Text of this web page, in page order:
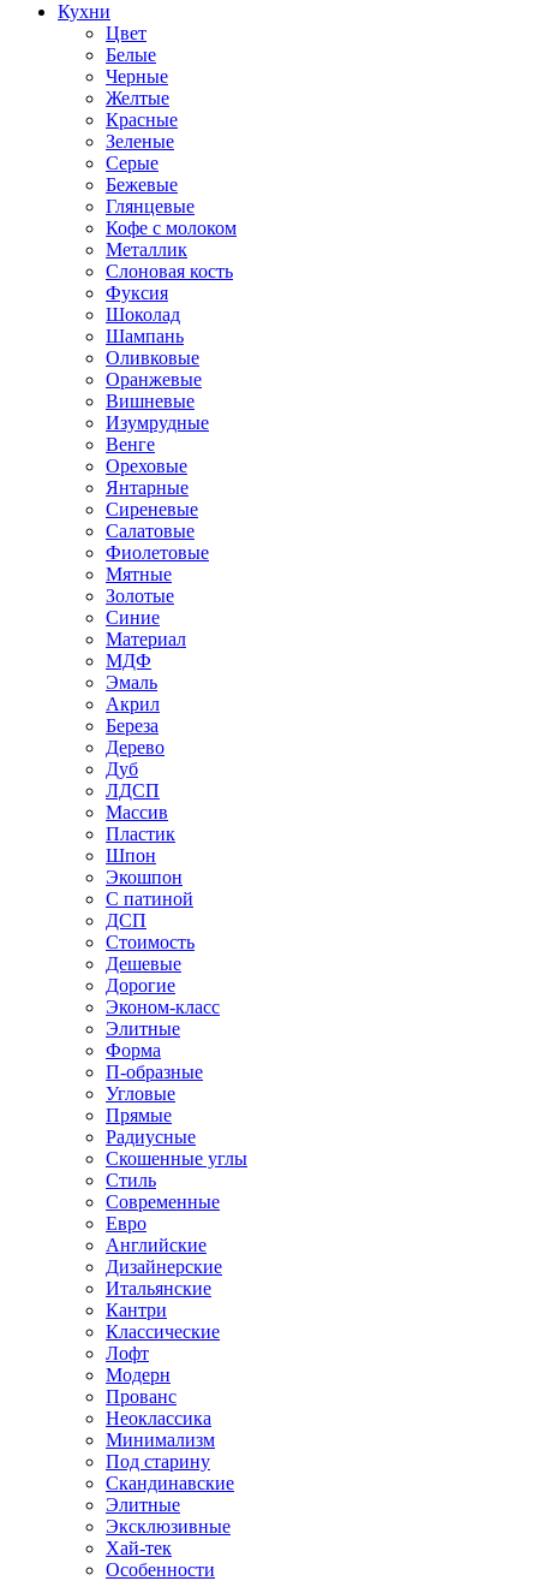
Кухни
Цвет
Белые
Черные
Желтые
Красные
Зеленые
Серые
Бежевые
Глянцевые
Кофе с молоком
Металлик
Слоновая кость
Фуксия
Шоколад
Шампань
Оливковые
Оранжевые
Вишневые
Изумрудные
Венге
Ореховые
Янтарные
Сиреневые
Салатовые
Фиолетовые
Мятные
Золотые
Синие
Материал
МДФ
Эмаль
Акрил
Береза
Дерево
Дуб
ЛДСП
Массив
Пластик
Шпон
Экошпон
С патиной
ДСП
Стоимость
Дешевые
Дорогие
Эконом-класс
Элитные
Форма
П-образные
Угловые
Прямые
Радиусные
Скошенные углы
Стиль
Современные
Евро
Английские
Дизайнерские
Итальянские
Кантри
Классические
Лофт
Модерн
Прованс
Неоклассика
Минимализм
Под старину
Скандинавские
Элитные
Эксклюзивные
Хай-тек
Особенности